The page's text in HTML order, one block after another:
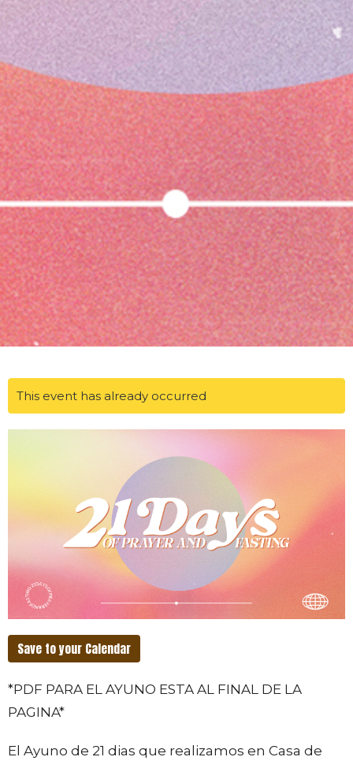
This event has already occurred
Save to your Calendar
*PDF PARA EL AYUNO ESTA AL FINAL DE LA
PAGINA*
El Ayuno de 21 dias que realizamos en Casa de